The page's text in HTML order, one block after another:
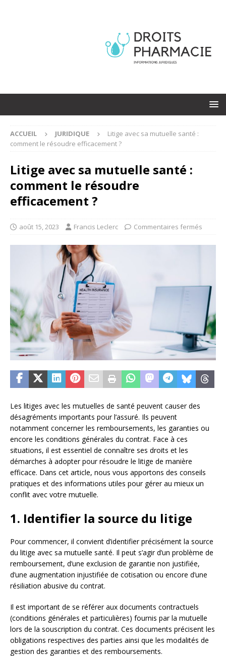
ACCUEIL JURIDIQUE
Litige avec sa mutuelle santé :
comment le résoudre efficacement ?
Litige avec sa mutuelle santé :
comment le résoudre
efficacement ?
août 15, 2023 Francis Leclerc Commentaires fermés
Les litiges avec les mutuelles de santé peuvent causer des
désagréments importants pour l’assuré. Ils peuvent
notamment concerner les remboursements, les garanties ou
encore les conditions générales du contrat. Face à ces
situations, il est essentiel de connaître ses droits et les
démarches à adopter pour résoudre le litige de manière
efficace. Dans cet article, nous vous apportons des conseils
pratiques et des informations utiles pour gérer au mieux un
conflit avec votre mutuelle.
1. Identifier la source du litige
Pour commencer, il convient d’identifier précisément la source
du litige avec sa mutuelle santé. Il peut s’agir d’un problème de
remboursement, d’une exclusion de garantie non justifiée,
d’une augmentation injustifiée de cotisation ou encore d’une
résiliation abusive du contrat.
Il est important de se référer aux documents contractuels
(conditions générales et particulières) fournis par la mutuelle
lors de la souscription du contrat. Ces documents précisent les
obligations respectives des parties ainsi que les modalités de
gestion des garanties et des remboursements.